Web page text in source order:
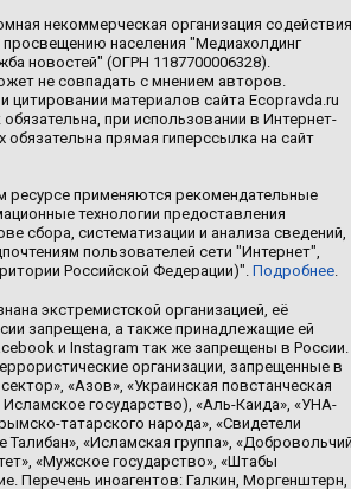
некоммерческая организация содействия
населения "Медиахолдинг
новостей" (ОГРН 1187700006328).
не совпадать с мнением авторов.
цитировании материалов сайта Ecopravda.ru
при использовании в Интернет-
обязательна прямая гиперссылка на сайт
ресурсе применяются рекомендательные
технологии предоставления
сбора, систематизации и анализа сведений,
пользователей сети "Интернет",
Российской Федерации)". Подробнее.
экстремистской организацией, её
запрещена, а также принадлежащие ей
и Instagram так же запрещены в России.
организации, запрещенные в
«Азов», «Украинская повстанческая
государство), «Аль-Каида», «УНА-
татарского народа», «Свидетели
«Исламская группа»,
«Мужское государство», «Штабы
Перечень иноагентов: Галкин, Моргенштерн,